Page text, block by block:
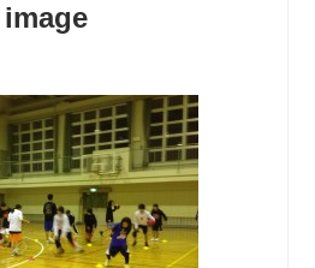
image